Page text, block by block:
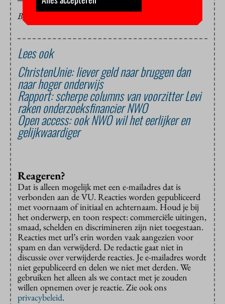
BEELD: FABIAN BLANK VIA UNSPLASH
Lees ook
ChristenUnie: liever geld naar bruggen dan
naar hoger onderwijs
Rapport: scherpe columns van voorzitter Levi
raken onderzoeksfinancier NWO
Open access: ook NWO wil het eerlijker en
gelijkwaardiger
Reageren?
Dat is alleen mogelijk met een e-mailadres dat is
verbonden aan de VU. Reacties worden gepubliceerd
met voornaam of initiaal en achternaam. Houd je bij
het onderwerp, en toon respect: commerciële uitingen,
smaad, schelden en discrimineren zijn niet toegestaan.
Reacties met url’s erin worden vaak aangezien voor
spam en dan verwijderd. De redactie gaat niet in
discussie over verwijderde reacties. Je e-mailadres wordt
niet gepubliceerd en delen we niet met derden. We
gebruiken het alleen als we contact met je zouden
willen opnemen over je reactie. Zie ook ons
privacybeleid.